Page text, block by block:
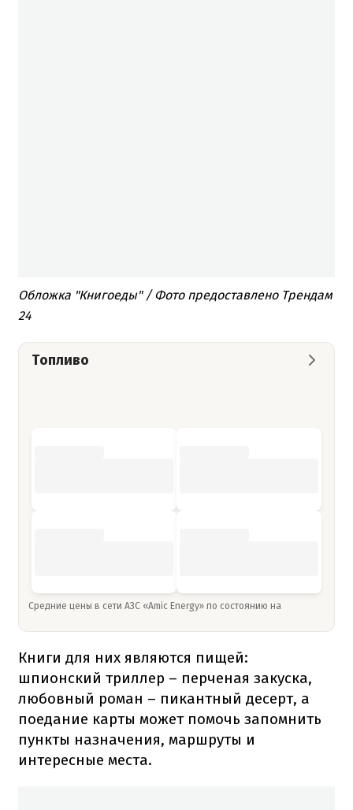
Обложка "Книгоеды" / Фото предоставлено Трендам
24
Топливо
Средние цены в сети АЗС «Amic Energy» по состоянию на
Книги для них являются пищей:
шпионский триллер – перченая закуска,
любовный роман – пикантный десерт, а
поедание карты может помочь запомнить
пункты назначения, маршруты и
интересные места.